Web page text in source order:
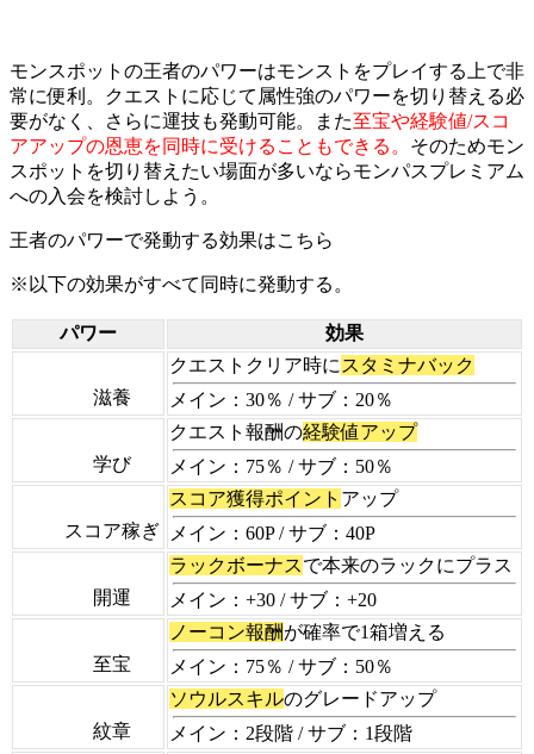
モンスポットの王者のパワーはモンストをプレイする上で非
常に便利。クエストに応じて属性強のパワーを切り替える必
要がなく、さらに運技も発動可能。また至宝や経験値/スコ
アアップの恩恵を同時に受けることもできる。 そのためモン
スポットを切り替えたい場面が多いならモンパスプレミアム
への入会を検討しよう。
王者のパワーで発動する効果はこちら
※以下の効果がすべて同時に発動する。
パワー 効果
滋養
クエストクリア時に スタミナバック
メイン：30％ / サブ：20％
学び
クエスト報酬の経験値アップ
メイン：75％ / サブ：50％
スコア稼ぎ
スコア獲得ポイント アップ
メイン：60P / サブ：40P
開運
ラックボーナスで本来のラックにプラス
メイン：+30 / サブ：+20
至宝
ノーコン報酬が確率で1箱増える
メイン：75％ / サブ：50％
紋章
ソウルスキルのグレードアップ
メイン：2段階 / サブ：1段階